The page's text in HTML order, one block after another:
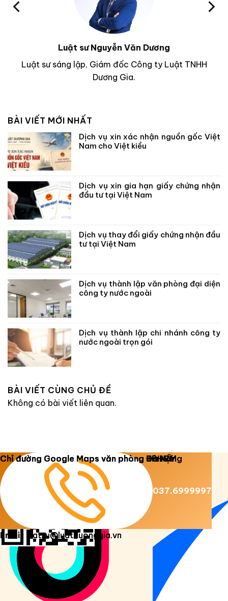
Luật sư Nguyễn Văn Dương
Luật sư sáng lập, Giám đốc Công ty Luật TNHH
Dương Gia.
BÀI VIẾT MỚI NHẤT
Dịch vụ xin xác nhận nguồn gốc Việt
Nam cho Việt kiều
Dịch vụ xin gia hạn giấy chứng nhận
đầu tư tại Việt Nam
Dịch vụ thay đổi giấy chứng nhận đầu
tư tại Việt Nam
Dịch vụ thành lập văn phòng đại diện
công ty nước ngoài
Dịch vụ thành lập chi nhánh công ty
nước ngoài trọn gói
BÀI VIẾT CÙNG CHỦ ĐỀ
Không có bài viết liên quan.
Copyright 2026 © Luật Dương Gia